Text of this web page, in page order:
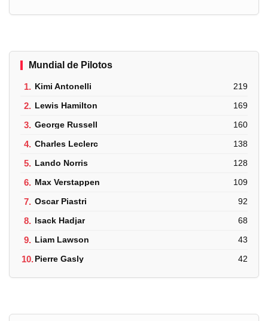
Mundial de Pilotos
1. Kimi Antonelli 219
2. Lewis Hamilton 169
3. George Russell 160
4. Charles Leclerc 138
5. Lando Norris 128
6. Max Verstappen 109
7. Oscar Piastri 92
8. Isack Hadjar 68
9. Liam Lawson 43
10.Pierre Gasly 42